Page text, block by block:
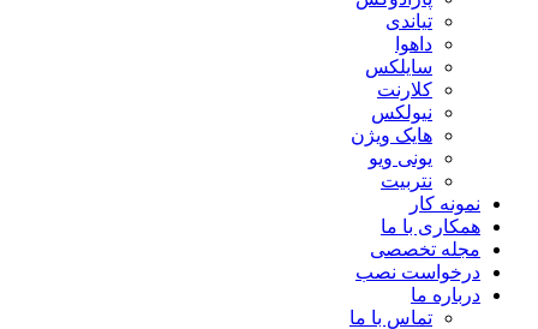
تیاندی
داهوا
سایلکس
کلارنت
نیولکس
هایک ویژن
یونی ویو
نتربیت
نمونه کار
همکاری با ما
مجله تخصصی
درخواست نصب
درباره ما
تماس با ما